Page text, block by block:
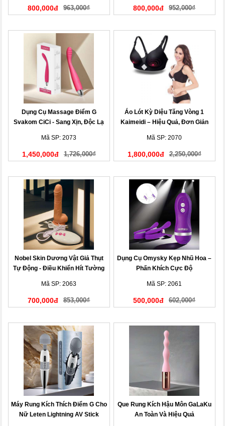
800,000đ 963,000₫ 800,000đ 952,000₫
Dụng Cụ Massage Điểm G
Svakom CiCi - Sang Xịn, Độc Lạ
Mã SP: 2073
1,450,000đ 1,726,000₫
Áo Lót Kỳ Diệu Tăng Vòng 1
Kaimeidi – Hiệu Quả, Đơn Giản
Mã SP: 2070
1,800,000đ 2,250,000₫
Nobel Skin Dương Vật Giả Thụt
Tự Động - Điều Khiển Hít Tường
Mã SP: 2063
700,000đ 853,000₫
Dụng Cụ Omysky Kẹp Nhũ Hoa –
Phấn Khích Cực Độ
Mã SP: 2061
500,000đ 602,000₫
Máy Rung Kích Thích Điểm G Cho
Nữ Leten Lightning AV Stick
Que Rung Kích Hậu Môn GaLaKu
An Toàn Và Hiệu Quả